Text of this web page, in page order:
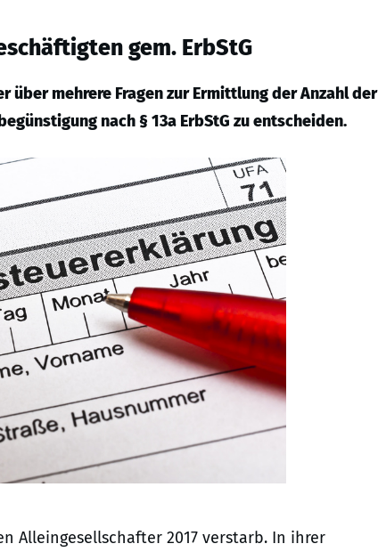
gem. ErbStG
mehrere Fragen zur Ermittlung der Anzahl der
nach § 13a ErbStG zu entscheiden.
Alleingesellschafter 2017 verstarb. In ihrer